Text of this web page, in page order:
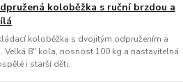
koloběžka s ruční brzdou a
koloběžka s dvojitým odpružením a
Velká 8" kola, nosnost 100 kg a nastavitelná
i starší děti.